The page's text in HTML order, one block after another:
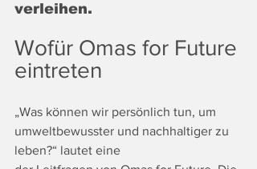
verleihen.
Wofür Omas for Future
eintreten
„Was können wir persönlich tun, um
umweltbewusster und nachhaltiger zu
leben?“ lautet eine